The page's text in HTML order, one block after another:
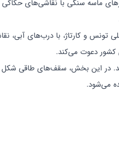
ماسه سنگی با نقاشی‌های حکاکی
تونس و کارتاژ، با درب‌های آبی،
کشور دعوت می‌کند.
در این بخش، سقف‌های طاقی شکل
می‌شود.